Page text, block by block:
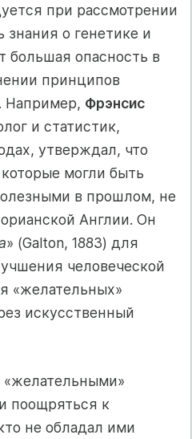
при рассмотрении
знания о генетике и
большая опасность в
принципов
Например, Фрэнсис
и статистик,
утверждал, что
могли быть
в прошлом, не
Англии. Он
» (Galton, 1883) для
человеческой
«желательных»
искусственный
«желательными»
поощряться к
не обладал ими